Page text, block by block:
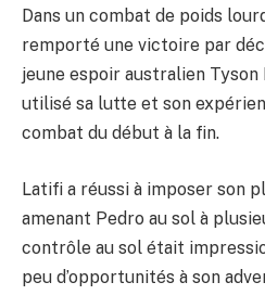
Dans un combat de poids
remporté une victoire par
jeune espoir australien Tyson
utilisé sa lutte et son
combat du début à la fin.
Latifi a réussi à imposer son
amenant Pedro au sol à
contrôle au sol était
peu d’opportunités à son